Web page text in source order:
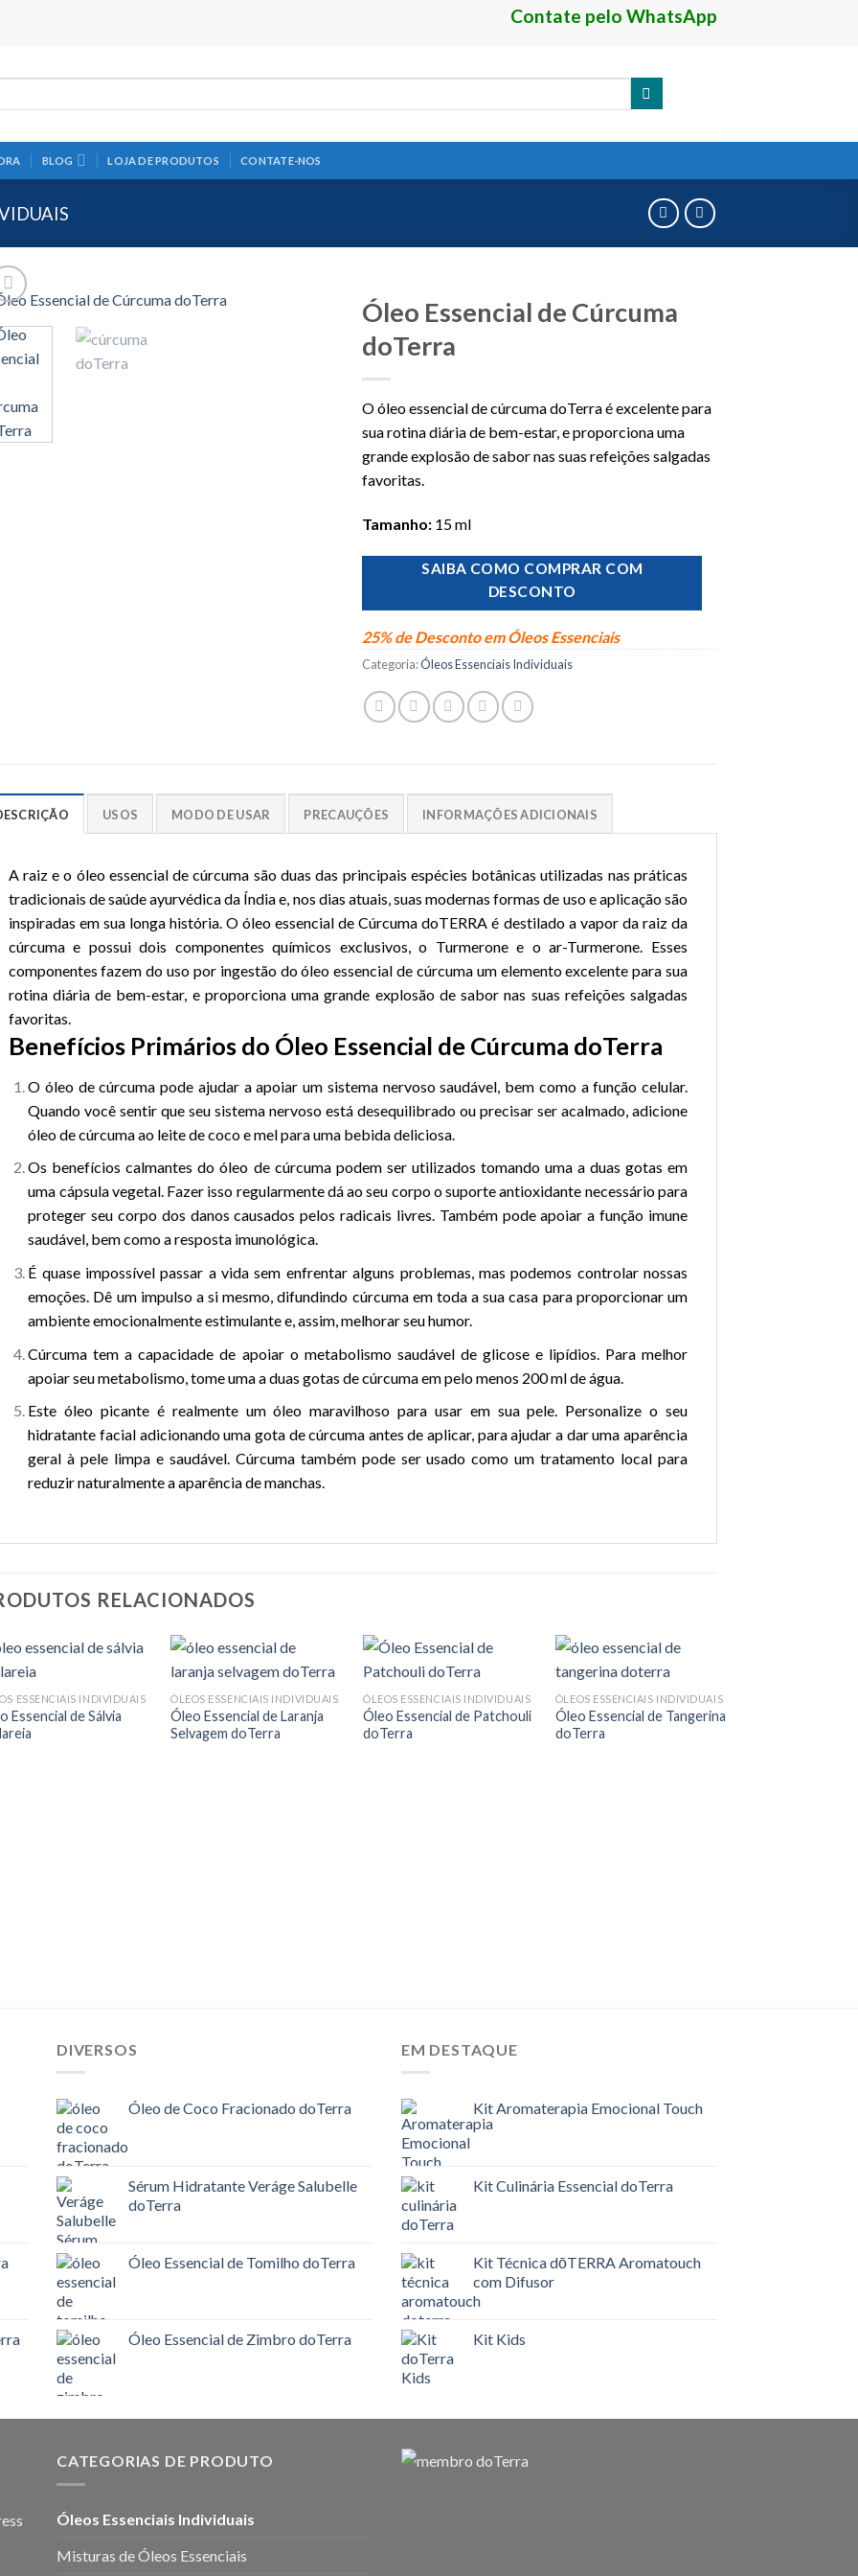
Contate pelo WhatsApp
BLOG LOJA DE PRODUTOS CONTATE-NOS
Óleo Essencial de Cúrcuma
doTerra
O óleo essencial de cúrcuma doTerra é excelente para
sua rotina diária de bem-estar, e proporciona uma
grande explosão de sabor nas suas refeições salgadas
favoritas.
Tamanho: 15 ml
SAIBA COMO COMPRAR COM
DESCONTO
25% de Desconto em Óleos Essenciais
Categoria:Óleos Essenciais Individuais
USOS MODO DE USAR PRECAUÇÕES INFORMAÇÕES ADICIONAIS
A raiz e o óleo essencial de cúrcuma são duas das principais espécies botânicas utilizadas nas práticas
tradicionais de saúde ayurvédica da Índia e, nos dias atuais, suas modernas formas de uso e aplicação são
inspiradas em sua longa história. O óleo essencial de Cúrcuma doTERRA é destilado a vapor da raiz da
cúrcuma e possui dois componentes químicos exclusivos, o Turmerone e o ar-Turmerone. Esses
componentes fazem do uso por ingestão do óleo essencial de cúrcuma um elemento excelente para sua
rotina diária de bem-estar, e proporciona uma grande explosão de sabor nas suas refeições salgadas
favoritas.
Benefícios Primários do Óleo Essencial de Cúrcuma doTerra
O óleo de cúrcuma pode ajudar a apoiar um sistema nervoso saudável, bem como a função celular.
Quando você sentir que seu sistema nervoso está desequilibrado ou precisar ser acalmado, adicione
óleo de cúrcuma ao leite de coco e mel para uma bebida deliciosa.
Os benefícios calmantes do óleo de cúrcuma podem ser utilizados tomando uma a duas gotas em
uma cápsula vegetal. Fazer isso regularmente dá ao seu corpo o suporte antioxidante necessário para
proteger seu corpo dos danos causados ​​pelos radicais livres. Também pode apoiar a função imune
saudável, bem como a resposta imunológica.
É quase impossível passar a vida sem enfrentar alguns problemas, mas podemos controlar nossas
emoções. Dê um impulso a si mesmo, difundindo cúrcuma em toda a sua casa para proporcionar um
ambiente emocionalmente estimulante e, assim, melhorar seu humor.
Cúrcuma tem a capacidade de apoiar o metabolismo saudável de glicose e lipídios. Para melhor
apoiar seu metabolismo, tome uma a duas gotas de cúrcuma em pelo menos 200 ml de água.
Este óleo picante é realmente um óleo maravilhoso para usar em sua pele. Personalize o seu
hidratante facial adicionando uma gota de cúrcuma antes de aplicar, para ajudar a dar uma aparência
geral à pele limpa e saudável. Cúrcuma também pode ser usado como um tratamento local para
reduzir naturalmente a aparência de manchas.
RELACIONADOS
ESSENCIAIS INDIVIDUAIS
Essencial de Sálvia
ÓLEOS ESSENCIAIS INDIVIDUAIS
Óleo Essencial de Laranja
Selvagem doTerra
ÓLEOS ESSENCIAIS INDIVIDUAIS
Óleo Essencial de Patchouli
doTerra
ÓLEOS ESSENCIAIS INDIVIDUAIS
Óleo Essencial de Tangerina
doTerra
DIVERSOS
Óleo de Coco Fracionado doTerra
Sérum Hidratante Veráge Salubelle
doTerra
Óleo Essencial de Tomilho doTerra
Óleo Essencial de Zimbro doTerra
EM DESTAQUE
Kit Aromaterapia Emocional Touch
Kit Culinária Essencial doTerra
Kit Técnica dōTERRA Aromatouch
com Difusor
Kit Kids
CATEGORIAS DE PRODUTO
Óleos Essenciais Individuais
Misturas de Óleos Essenciais